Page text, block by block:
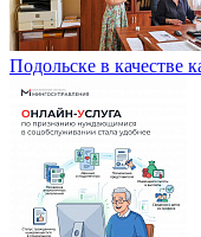
Подольске в качестве